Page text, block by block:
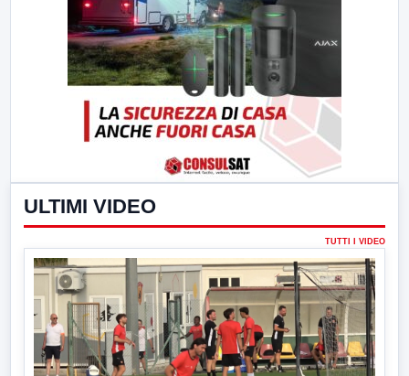
ULTIMI VIDEO
TUTTI I VIDEO